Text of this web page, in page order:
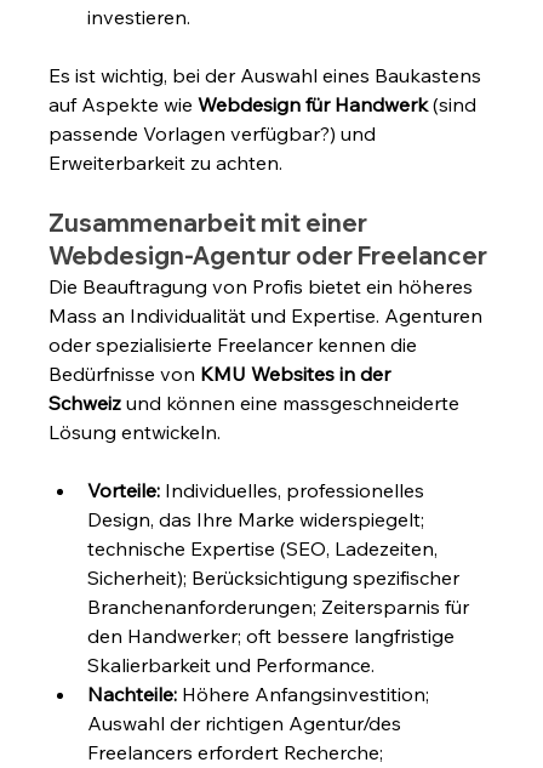
investieren.
Es ist wichtig, bei der Auswahl eines Baukastens
auf Aspekte wie Webdesign für Handwerk (sind
passende Vorlagen verfügbar?) und
Erweiterbarkeit zu achten.
Zusammenarbeit mit einer
Webdesign-Agentur oder Freelancer
Die Beauftragung von Profis bietet ein höheres
Mass an Individualität und Expertise. Agenturen
oder spezialisierte Freelancer kennen die
Bedürfnisse von KMU Websites in der
Schweiz und können eine massgeschneiderte
Lösung entwickeln.
Vorteile: Individuelles, professionelles
Design, das Ihre Marke widerspiegelt;
technische Expertise (SEO, Ladezeiten,
Sicherheit); Berücksichtigung spezifischer
Branchenanforderungen; Zeitersparnis für
den Handwerker; oft bessere langfristige
Skalierbarkeit und Performance.
Nachteile: Höhere Anfangsinvestition;
Auswahl der richtigen Agentur/des
Freelancers erfordert Recherche;